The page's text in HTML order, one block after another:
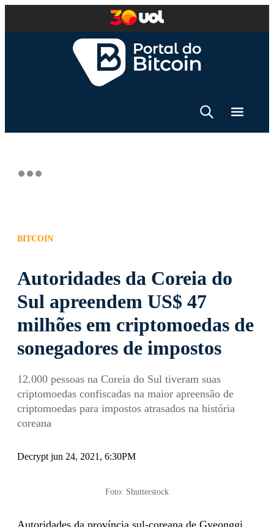
BITCOIN
Autoridades da Coreia do
Sul apreendem US$ 47
milhões em criptomoedas de
sonegadores de impostos
12.000 pessoas na Coreia do Sul tiveram suas
criptomoedas confiscadas na maior apreensão de
criptomoedas para impostos atrasados na história
coreana
Decrypt jun 24, 2021, 6:30PM
Foto: Shutterstock
Autoridades da província sul-coreana de Gyeonggi